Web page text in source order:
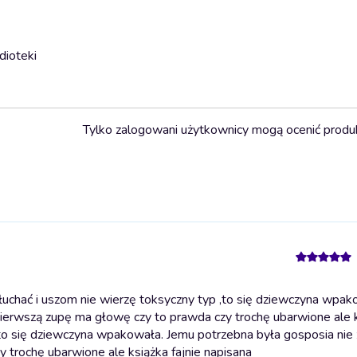
Tylko zalogowani użytkownicy mogą ocenić
i uszom nie wierzę toksyczny typ ,to się dziewczyna
zupę ma głowę czy to prawda czy trochę ubarwione ale
się dziewczyna wpakowała. Jemu potrzebna była gosposia
ubarwione ale książka fajnie napisana